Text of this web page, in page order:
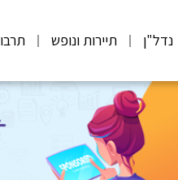
נדל"ן תיירות ונופש